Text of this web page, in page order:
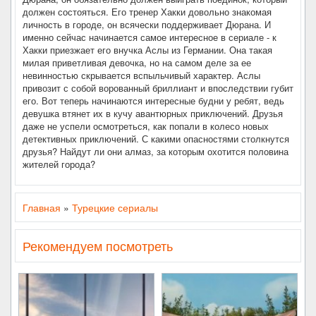
должен состояться. Его тренер Хакки довольно знакомая
личность в городе, он всячески поддерживает Дюрана. И
именно сейчас начинается самое интересное в сериале - к
Хакки приезжает его внучка Аслы из Германии. Она такая
милая приветливая девочка, но на самом деле за ее
невинностью скрывается вспыльчивый характер. Аслы
привозит с собой ворованный бриллиант и впоследствии губит
его. Вот теперь начинаются интересные будни у ребят, ведь
девушка втянет их в кучу авантюрных приключений. Друзья
даже не успели осмотреться, как попали в колесо новых
детективных приключений. С какими опасностями столкнутся
друзья? Найдут ли они алмаз, за которым охотится половина
жителей города?
Главная » Турецкие сериалы
Рекомендуем посмотреть